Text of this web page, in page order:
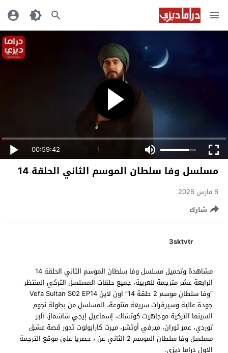
00:59:42
مسلسل وفا سلطان الموسم الثاني الحلقة 14
6 مارس 2026
شارك
3sktvtr
مشاهدة وتحميل مسلسل وفا سلطان الموسم الثاني الحلقة 14
الرابعة عشر مترجمة للعربية، جميع حلقات المسلسل التركي المنتظر
“وفا سلطان موسم 2 حلقة 14” اون لاين Vefa Sultan S02 EP14
جودة عالية وسيرفرات سريعة متنوعة، المسلسل من بطولة نجوم
السينما التركية موجاهيت كوتشاك، إسماعيل إيجي شاشماز، ألبر
توردي، عمر توران، ميرفي أوتشر، ميرت كارابولوت تدور قصة عشق
مسلسل وفا سلطان الموسم 2 الثاني عن ، حصريا على موقع الترجمة
الاول دراما ديزي.